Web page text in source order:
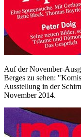
Auf der November-
Berges zu sehen:
Ausstellung in der
November 2014.